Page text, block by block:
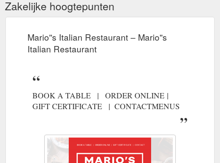
Zakelijke hoogtepunten
Mario''s Italian Restaurant – Mario''s
Italian Restaurant
BOOK A TABLE | ORDER ONLINE |
GIFT CERTIFICATE | CONTACTMENUS